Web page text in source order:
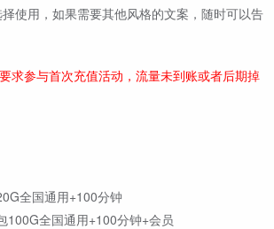
使用，如果需要其他风格的文案，随时可以告
求参与首次充值活动，流量未到账或者后期掉
全国通用+100分钟
100G全国通用+100分钟+会员